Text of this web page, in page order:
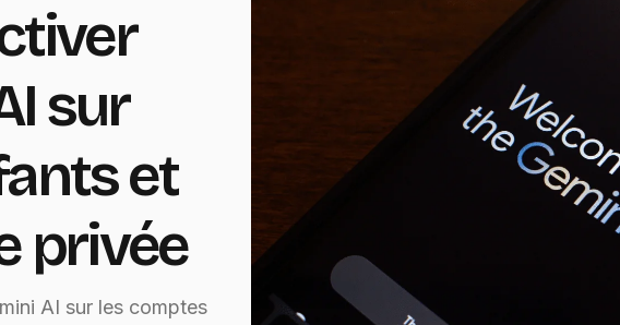
sur
et
privée
AI sur les comptes